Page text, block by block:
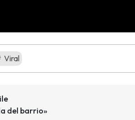
Viral
del barrio»